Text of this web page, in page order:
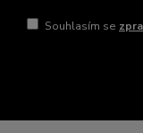
Souhlasím se